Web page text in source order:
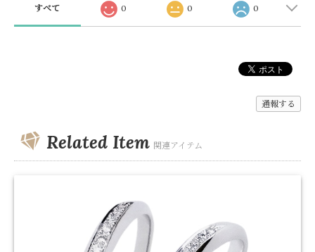
すべて 0 0 0
通報する
Related Item 関連アイテム